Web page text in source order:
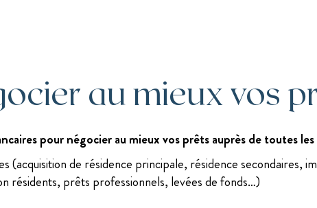
au mieux vos
pour négocier au mieux vos prêts auprès de toutes
de résidence principale, résidence secondaires,
résidents, prêts professionnels, levées de fonds…)